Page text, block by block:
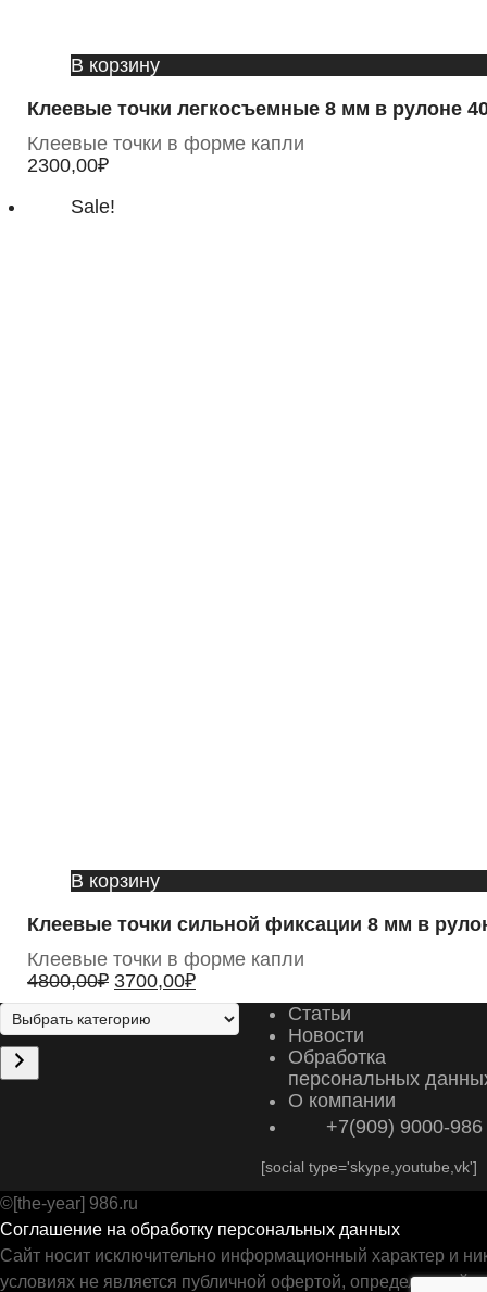
В корзину
Клеевые точки легкосъемные 8 мм в рулоне
Клеевые точки в форме капли
2300,00₽
Sale!
В корзину
Клеевые точки сильной фиксации 8 мм в
Клеевые точки в форме капли
4800,00₽ 3700,00₽
Статьи
Новости
Обработка
персональных
О компании
+7(909) 9000-986
[social type='skype,youtube,vk']
©[the-year] 986.ru
Соглашение на обработку персональных данных
Сайт носит исключительно информационный характер и
условиях не является публичной офертой, определяемой